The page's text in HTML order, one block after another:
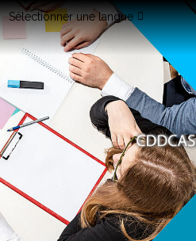
Sélectionner une langue